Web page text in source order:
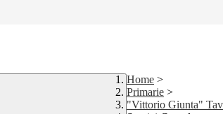
Home >
Primarie >
"Vittorio Giunta"